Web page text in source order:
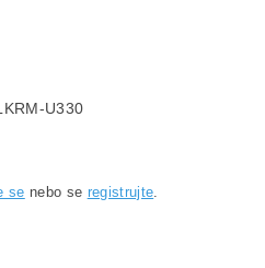
U330
se nebo se registrujte